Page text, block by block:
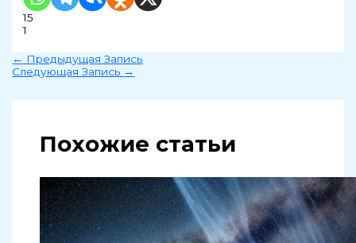
15
1
← Предыдущая Запись
Следующая Запись →
Похожие статьи